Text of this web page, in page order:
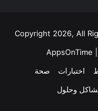
AppsOnTime
اختبارات
صحة
وحلول